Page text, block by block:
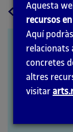
Tornara
la
pàgina
Art In
From
Aquesta
recursos
Aquí
relacionats
concretes
altres
visitar